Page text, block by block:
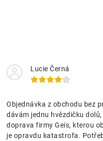
Lucie Černá
Objednávka z obchodu bez
dávám jednu hvězdičku
doprava firmy Geis, kterou
je opravdu katastrofa.